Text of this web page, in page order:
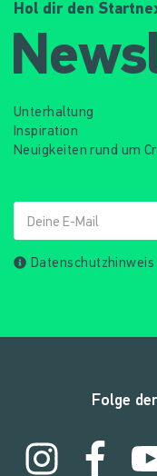
Hol dir den
Unterhaltung
Inspiration
Neuigkeiten rund um
Datenschutzhinweis
Folge